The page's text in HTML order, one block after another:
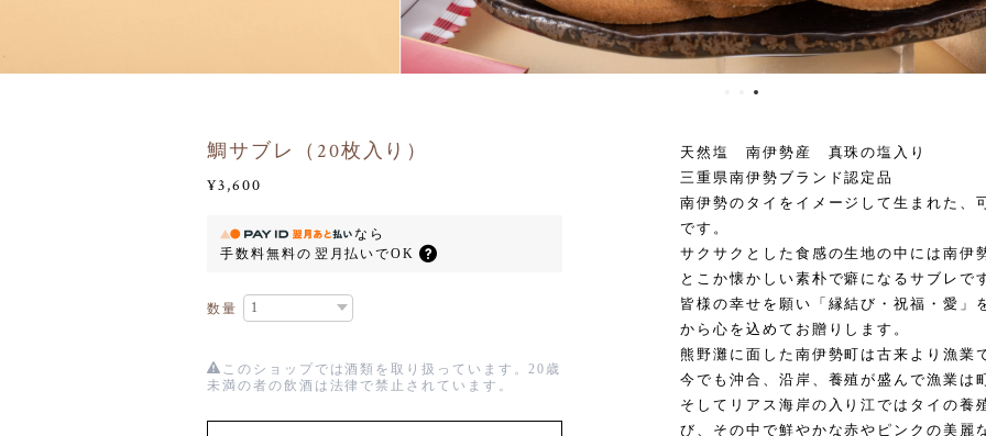
鯛サブレ（20枚入り）
¥3,600
なら
手数料無料の 翌月払いでOK
数量
このショップでは酒類を取り扱っています。20歳
未満の者の飲酒は法律で禁止されています。
天然塩 南伊勢産 真珠の塩入り
三重県南伊勢ブランド認定品
南伊勢のタイをイメージして生まれた、
です。
サクサクとした食感の生地の中には南伊
とこか懐かしい素朴で癖になるサブレで
皆様の幸せを願い「縁結び・祝福・愛」
から心を込めてお贈りします。
熊野灘に面した南伊勢町は古来より漁業
今でも沖合、沿岸、養殖が盛んで漁業は
そしてリアス海岸の入り江ではタイの養
び、その中で鮮やかな赤やピンクの美麗